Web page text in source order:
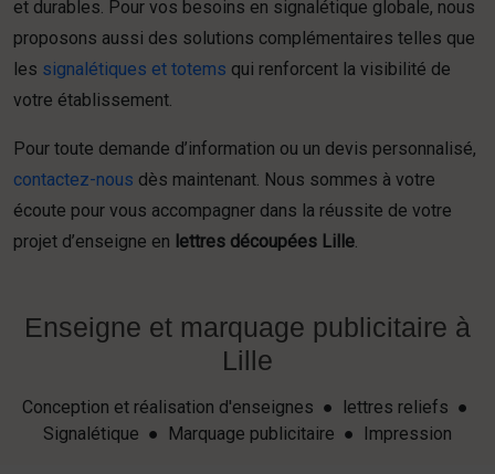
et durables. Pour vos besoins en signalétique globale, nous
proposons aussi des solutions complémentaires telles que
les signalétiques et totems qui renforcent la visibilité de
votre établissement.
Pour toute demande d’information ou un devis personnalisé,
contactez-nous dès maintenant. Nous sommes à votre
écoute pour vous accompagner dans la réussite de votre
projet d’enseigne en lettres découpées Lille
Enseigne et marquage publicitaire à
Lille
Conception et réalisation d'enseignes ● lettres reliefs ●
Signalétique ● Marquage publicitaire ● Impression